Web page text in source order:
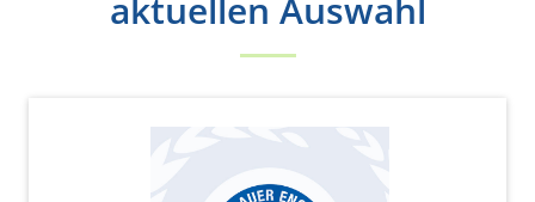
aktuellen Auswahl